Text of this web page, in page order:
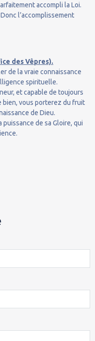
accompli la Loi.
l’accomplissement
des Vêpres).
de la vraie connaissance
spirituelle.
et capable de toujours
bien, vous porterez du fruit
de Dieu.
de sa Gloire, qui